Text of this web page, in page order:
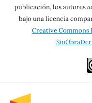
publicación, los autores
bajo una licencia
Creative